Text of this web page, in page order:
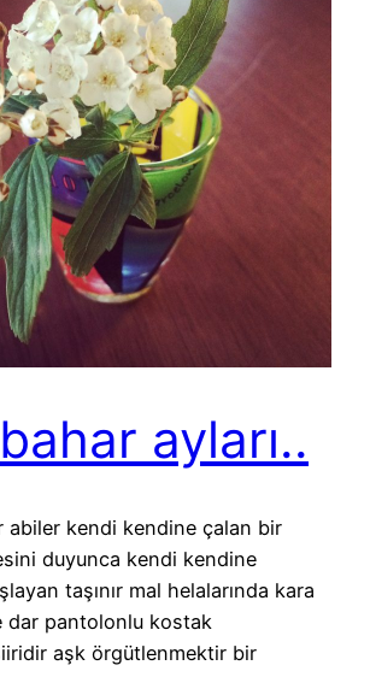
ayları..
abiler kendi kendine çalan bir
duyunca kendi kendine
taşınır mal helalarında kara
dar pantolonlu kostak
aşk örgütlenmektir bir